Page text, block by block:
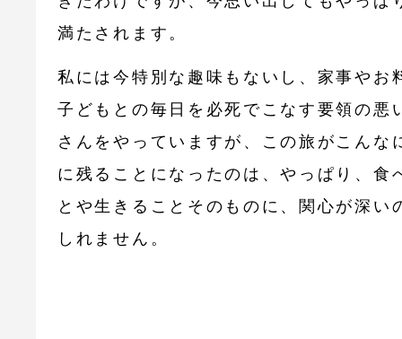
満たされます。
私には今特別な趣味もないし、家事やお
子どもとの毎日を必死でこなす要領の悪
さんをやっていますが、この旅がこんな
に残ることになったのは、やっぱり、食
とや生きることそのものに、関心が深い
しれません。